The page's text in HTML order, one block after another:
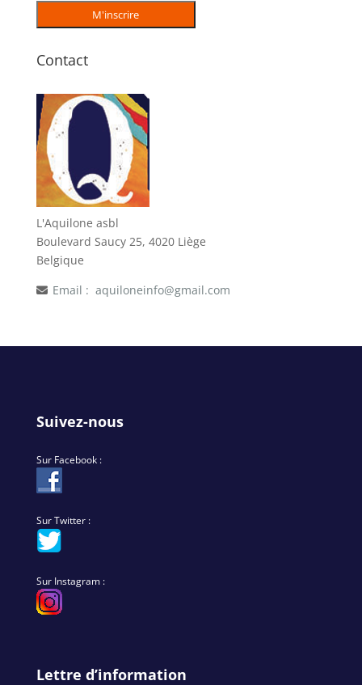
Contact
L'Aquilone asbl
Boulevard Saucy 25, 4020 Liège
Belgique
Email : aquiloneinfo@gmail.com
Suivez-nous
Sur Facebook :
Sur Twitter :
Sur Instagram :
Lettre d’information